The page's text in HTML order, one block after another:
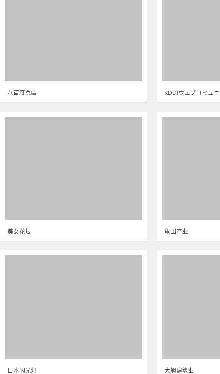
八百彦总店 KDDIウェブコミュ
美女花坛 龟田产业
日本闪光灯 大旭建筑业